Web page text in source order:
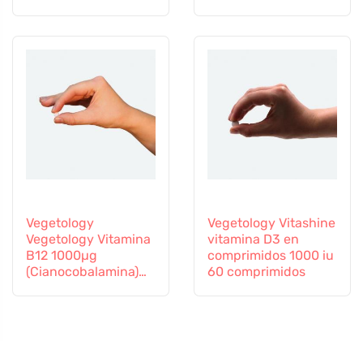
Vegetology
Vegetology Vitamina
B12 1000µg
(Cianocobalamina)
Vegetology Vitashine
vitamina D3 en
comprimidos 1000 iu
60 comprimidos